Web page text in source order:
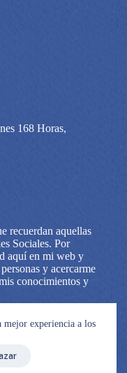
mejor experiencia a los
168 Horas,
recuerdan aquellas
Sociales. Por
aquí en mi web y
y acercarme
conocimientos y
ahí. Y mejor aún
anotás a mi boletín
| Gracias